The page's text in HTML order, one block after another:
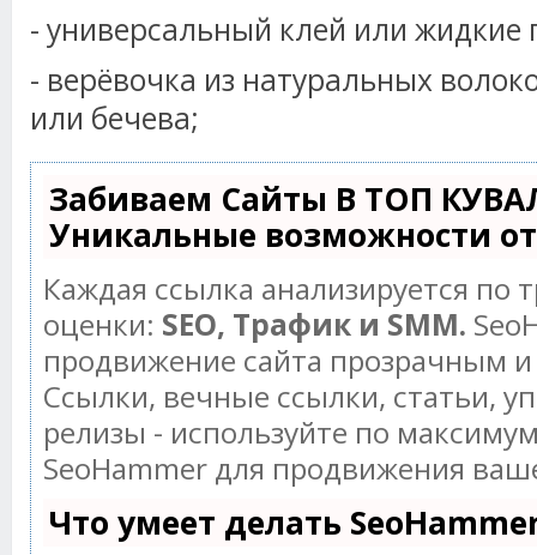
- универсальный клей или жидкие
- верёвочка из натуральных
или бечева;
Забиваем Сайты В ТОП
Уникальные возможности
Каждая ссылка анализируется по
оценки: SEO, Трафик и SMM.
продвижение сайта прозрачным
Ссылки, вечные ссылки, статьи,
релизы - используйте по
SeoHammer для продвижения
Что умеет делать